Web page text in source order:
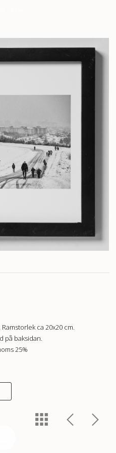
ca 20x20 cm.
på baksidan.
25%